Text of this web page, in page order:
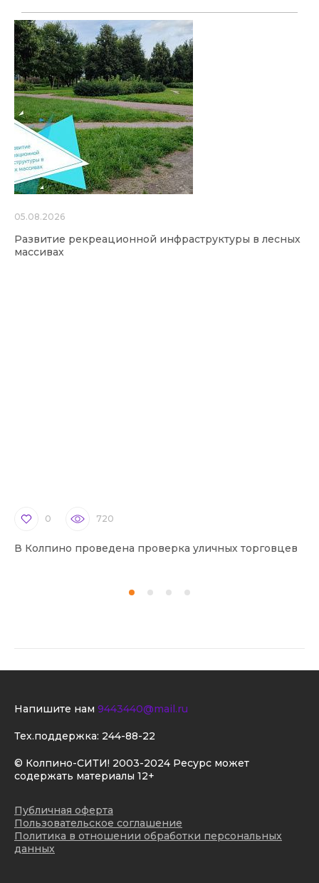
05.08.2026
Развитие рекреационной инфраструктуры в лесных
массивах
0 720
В Колпино проведена проверка уличных торговцев
© Колпино-СИТИ! 2003-2024 Ресурс может
содержать материалы 12+
Публичная оферта
Пользовательское соглашение
Политика в отношении обработки персональных
данных
Напишите нам 9443440@mail.ru
Тех.поддержка: 244-88-22